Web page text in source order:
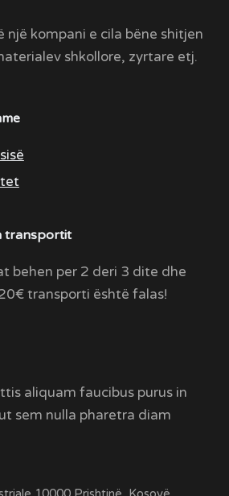
një kompani e cila bëne shitjen
shkollore, zyrtare etj.
transportit
behen per 2 deri 3 dite dhe
transporti është falas!
aliquam faucibus purus in
sem nulla pharetra diam